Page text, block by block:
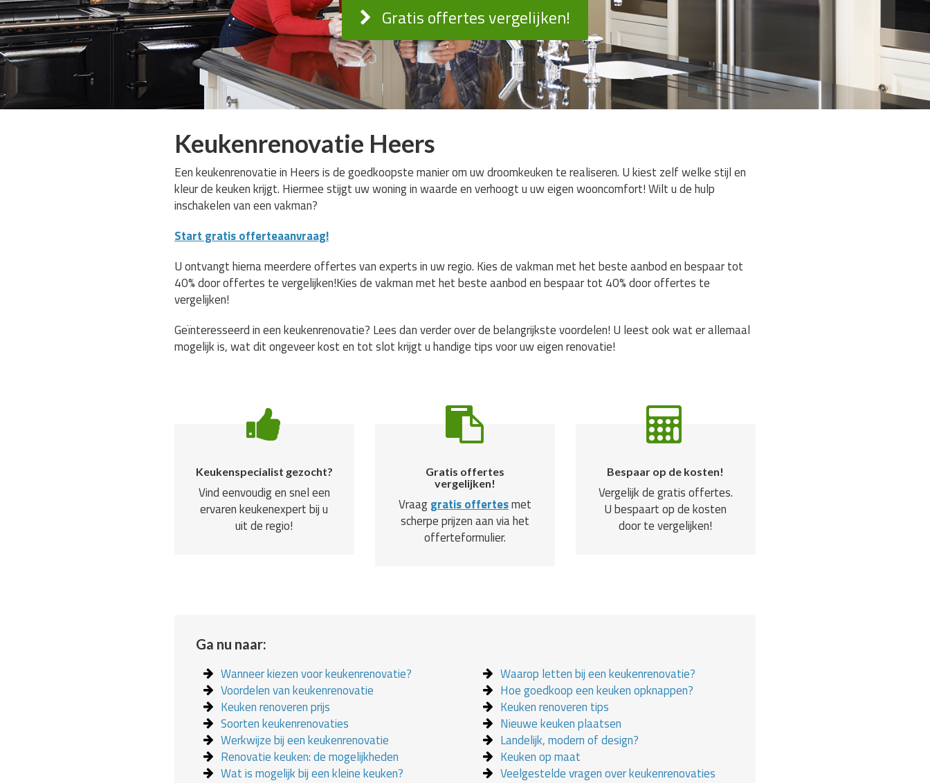
Gratis offertes vergelijken!
Keukenrenovatie Heers
Een keukenrenovatie in Heers is de goedkoopste manier om uw droomkeuken te realiseren. U kiest zelf welke stijl en
kleur de keuken krijgt. Hiermee stijgt uw woning in waarde en verhoogt u uw eigen wooncomfort! Wilt u de hulp
inschakelen van een vakman?
Start gratis offerteaanvraag!
U ontvangt hierna meerdere offertes van experts in uw regio. Kies de vakman met het beste aanbod en bespaar tot
40% door offertes te vergelijken!Kies de vakman met het beste aanbod en bespaar tot 40% door offertes te
vergelijken!
Geïnteresseerd in een keukenrenovatie? Lees dan verder over de belangrijkste voordelen! U leest ook wat er allemaal
mogelijk is, wat dit ongeveer kost en tot slot krijgt u handige tips voor uw eigen renovatie!
Keukenspecialist gezocht?
Vind eenvoudig en snel een
ervaren keukenexpert bij u
uit de regio!
Gratis offertes
vergelijken!
Vraaggratis offertesmet
scherpe prijzen aan via het
offerteformulier.
Bespaar op de kosten!
Vergelijk de gratis offertes.
U bespaart op de kosten
door te vergelijken!
Ga nu naar:
Wanneer kiezen voor keukenrenovatie?
Voordelen van keukenrenovatie
Keuken renoveren prijs
Soorten keukenrenovaties
Werkwijze bij een keukenrenovatie
Renovatie keuken: de mogelijkheden
Wat is mogelijk bij een kleine keuken?
Waarop letten bij een keukenrenovatie?
Hoe goedkoop een keuken opknappen?
Keuken renoveren tips
Nieuwe keuken plaatsen
Landelijk, modern of design?
Keuken op maat
Veelgestelde vragen over keukenrenovaties